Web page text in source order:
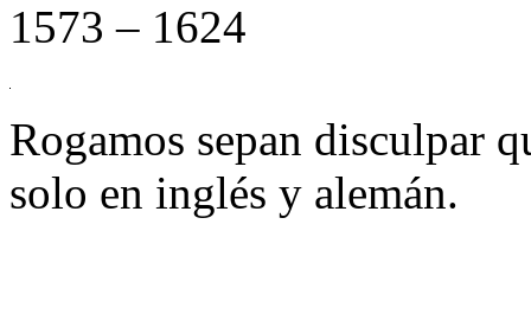
1573 – 1624
Rogamos sepan disculpar
solo en inglés y alemán.